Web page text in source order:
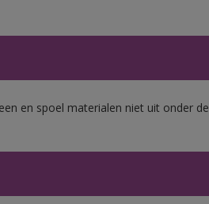
en spoel materialen niet uit onder de